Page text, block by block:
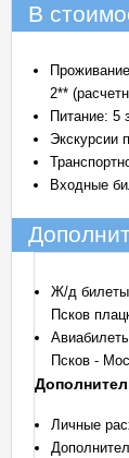
В
2**
Питание: 5
Экскурсии
Входные
Ж/д билеты
Псков
Псков -
Личные